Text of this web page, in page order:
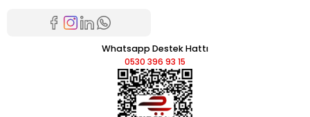
Whatsapp Destek Hattı
0530 396 93 15